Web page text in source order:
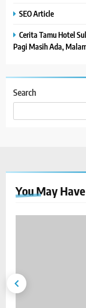
SEO Article
Cerita Tamu Hotel
Pagi Masih Ada,
Search
You May Have